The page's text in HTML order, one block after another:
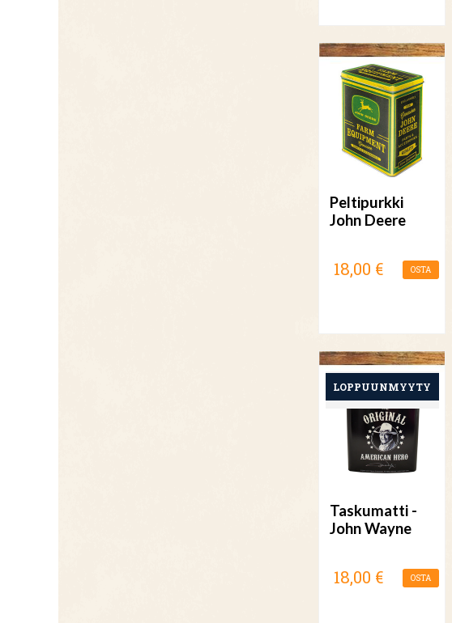
Peltipurkki
John Deere
18,00 € OSTA
Taskumatti -
John Wayne
18,00 € OSTA